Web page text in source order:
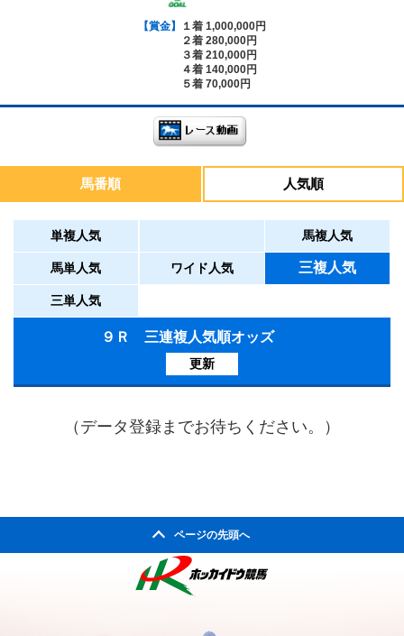
【賞金】
１着 1,000,000円
２着 280,000円
３着 210,000円
４着 140,000円
５着 70,000円
馬番順 人気順
単複人気 馬複人気
馬単人気 ワイド人気 三複人気
三単人気
９Ｒ 三連複人気順オッズ
更新
（データ登録までお待ちください。）
ページの先頭へ